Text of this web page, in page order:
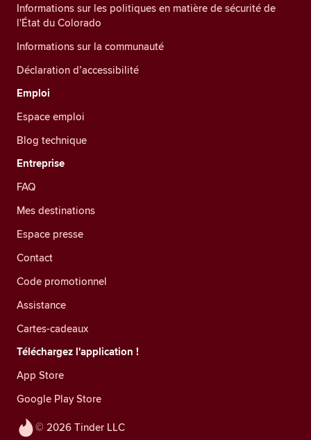
© 2026 Tinder LLC
Informations sur les politiques en matière de sécurité de
l'État du Colorado
Informations sur la communauté
Déclaration d’accessibilité
Emploi
Espace emploi
Blog technique
Entreprise
FAQ
Mes destinations
Espace presse
Contact
Code promotionnel
Assistance
Cartes-cadeaux
Téléchargez l'application !
App Store
Google Play Store